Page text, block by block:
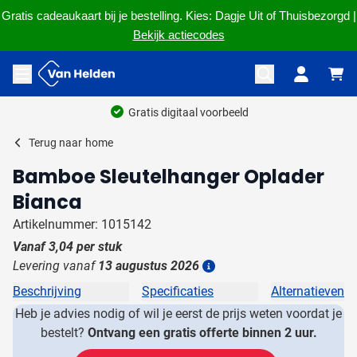
Gratis cadeaukaart bij je bestelling. Kies: Dagje Uit of Thuisbezorgd |
Bekijk actiecodes
Ga naar de inhoud
Menu openen
Gratis digitaal voorbeeld
Terug naar home
Bamboe Sleutelhanger Oplader
Bianca
Artikelnummer: 1015142
Vanaf3,04 per stuk
Levering vanaf 13 augustus 2026
Beschrijving Specificaties
Alternatieven
Heb je advies nodig of wil je eerst de prijs weten voordat je
bestelt? Ontvang een gratis offerte binnen 2 uur.